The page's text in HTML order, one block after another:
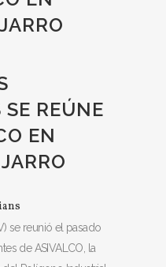
REÚNE
EN
se reunió el pasado
de ASIVALCO, la